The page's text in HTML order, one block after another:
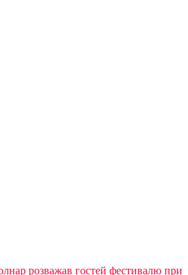
розважав гостей фестивалю при